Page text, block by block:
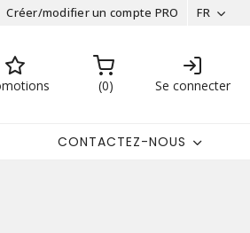
Créer/modifier un compte PRO FR
0 Se connecter
CONTACTEZ-NOUS